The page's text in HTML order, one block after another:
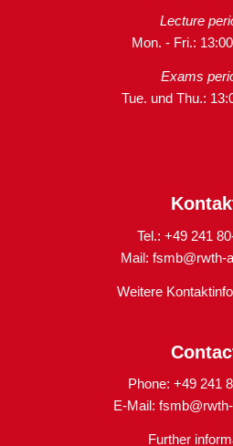
Lecture
Mon. - Fri.:
Exams
Tue. und Thu.:
Tel.: +49 241
Mail: fsmb@rwth-
Weitere
Phone: +49 241
E-Mail:
Further